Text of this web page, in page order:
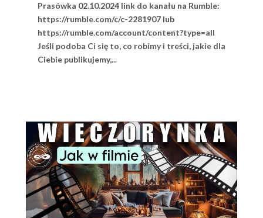
Prasówka 02.10.2024 link do kanału na Rumble:
https://rumble.com/c/c-2281907 lub
https://rumble.com/account/content?type=all
Jeśli podoba Ci się to, co robimy i treści, jakie dla
Ciebie publikujemy,...